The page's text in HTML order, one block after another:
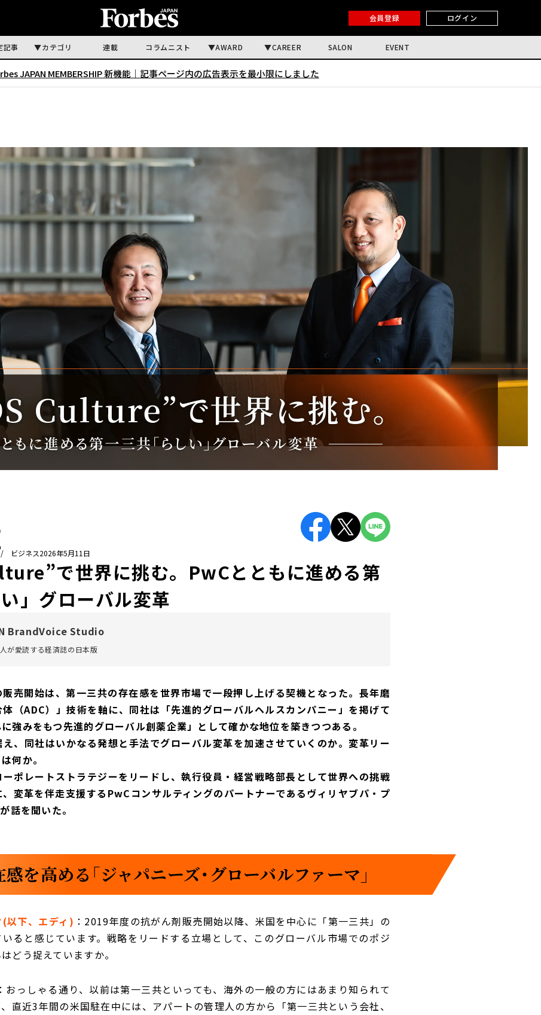
会員登録 ログイン
記事 カテゴリ 連載 コラムニスト AWARD CAREER SALON EVENT
JAPAN MEMBERSHIP 新機能｜ 記事ページ内の広告表示を最小限にしました
/ ビジネス2026年5月11日
で世界に挑む。PwCとともに進める第
」グローバル変革
BrandVoice Studio
が愛読する経済誌の日本版
売開始は、第一三共の存在感を世界市場で一段押し上げる契機となった。長年磨
（ADC）」技術を軸に、同社は「先進的グローバルヘルスカンパニー」を掲げて
強みをもつ先進的グローバル創薬企業」として確かな地位を築きつつある。
、同社はいかなる発想と手法でグローバル変革を加速させていくのか。変革リー
何か。
ポレートストラテジーをリードし、執行役員・経営戦略部長として世界への挑戦
変革を伴走支援するPwCコンサルティングのパートナーであるヴィリヤブパ・プ
話を聞いた。
を高める「ジャパニーズ・グローバルファーマ」
以下、エディ) ：2019年度の抗がん剤販売開始以降、米国を中心に「第一三共」の
ると感じています。戦略をリードする立場として、このグローバル市場でのポジ
どう捉えていますか。
：おっしゃる通り、以前は第一三共といっても、海外の一般の方にはあまり知られて
直近3年間の米国駐在中には、アパートの管理人の方から「第一三共という会社、